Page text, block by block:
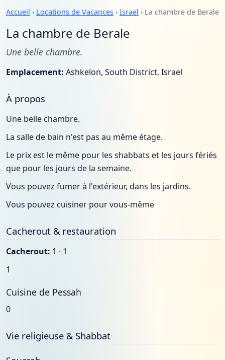
Accueil › Locations de Vacances › Israel › La chambre de Berale
La chambre de Berale
Une belle chambre.
Emplacement: Ashkelon, South District, Israel
À propos
Une belle chambre.
La salle de bain n'est pas au même étage.
Le prix est le même pour les shabbats et les jours fériés
que pour les jours de la semaine.
Vous pouvez fumer à l'extérieur, dans les jardins.
Vous pouvez cuisiner pour vous-même
Cacherout & restauration
Cacherout: 1 · 1
1
Cuisine de Pessah
0
Vie religieuse & Shabbat